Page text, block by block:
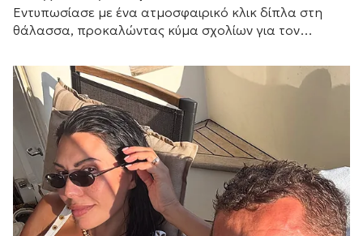
Εντυπωσίασε με ένα ατμοσφαιρικό κλικ δίπλα στη
θάλασσα, προκαλώντας κύμα σχολίων για τον